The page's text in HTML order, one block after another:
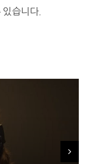
습니다.